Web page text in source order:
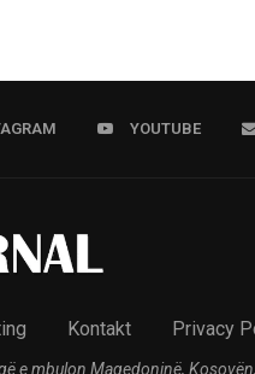
YOUTUBE
Kontakt Privacy
e mbulon Maqedoninë,